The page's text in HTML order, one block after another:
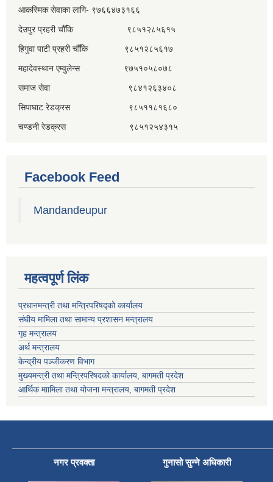
आकस्मिक सेवाका लागि- ९७६६४७३१६६
देउपुर प्रहरी चौँकि ९८५१२८५६१५
हिगुवा पाटी प्रहरी चौँकि ९८५१२८५६१७
महादेवस्थान एम्वुलेन्स ९७५१०५८०७८
समाज सेवा ९८४१२६३४०८
सिपाघाट रेडक्रस ९८५११८१६८०
चण्डनी रेडक्रस ९८५१२५४३१५
Facebook Feed
Mandandeupur
महत्वपूर्ण लिंक
प्रधानमन्त्री तथा मन्त्रिपरिषद्को कार्यालय
संघीय मामिला तथा सामान्य प्रशासन मन्त्रालय
गृह मन्त्रालय
अर्थ मन्त्रालय
केन्द्रीय पञ्जीकरण विभाग
मुख्यमन्त्री तथा मन्त्रिपरिषदको कार्यालय, बागमती प्रदेश
आर्थिक माामिला तथा योजना मन्त्रालय, बागमती प्रदेश
नगर प्रवक्ता गुनासो सुन्ने अधिकारी